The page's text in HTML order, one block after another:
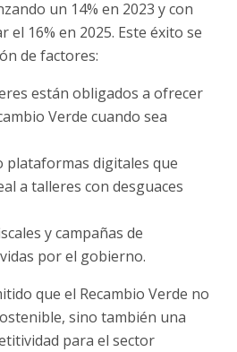
un 14% en 2023 y con
el 16% en 2025. Este éxito se
de factores:
están obligados a ofrecer
Verde cuando sea
plataformas digitales que
a talleres con desguaces
y campañas de
por el gobierno.
que el Recambio Verde no
sino también una
para el sector